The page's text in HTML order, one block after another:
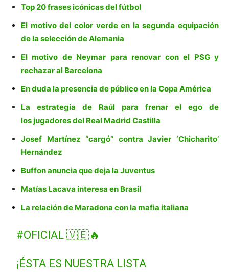
Top 20 frases icónicas del fútbol
El motivo del color verde en la segunda equipación
de la selección de Alemania
El motivo de Neymar para renovar con el PSG y
rechazar al Barcelona
En duda la presencia de público en la Copa América
La estrategia de Raúl para frenar el ego de
los jugadores del Real Madrid Castilla
Josef Martínez “cargó” contra Javier ‘Chicharito’
Hernández
Buffon anuncia que deja la Juventus
Matías Lacava interesa en Brasil
La relación de Maradona con la mafia italiana
#OFICIAL 🇻🇪🔥
¡ÉSTA ES NUESTRA LISTA